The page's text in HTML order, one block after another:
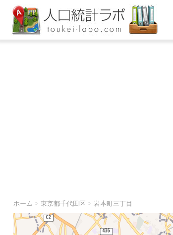
ホーム > 東京都千代田区 > 岩本町三丁目